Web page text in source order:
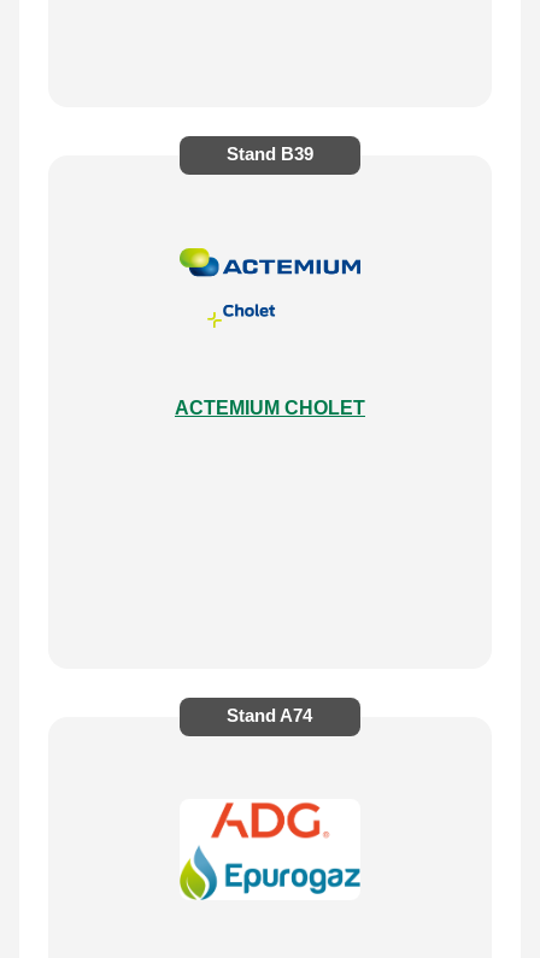
Stand B39
ACTEMIUM CHOLET
Stand A74